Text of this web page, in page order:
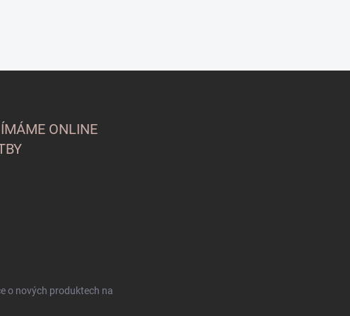
ONLINE
o nových produktech na